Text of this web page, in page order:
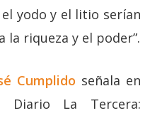
yodo y el litio serían
la riqueza y el poder”.
Cumplido señala en
La Tercera: